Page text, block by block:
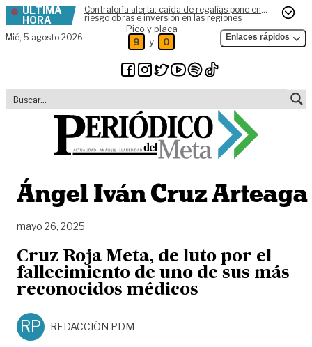
Skip to content
ÚLTIMA
HORA
Contraloría alerta: caída de regalías pone en
riesgo obras e inversión en las regiones
Mié, 5 agosto 2026
Pico y placa
9 y 0 Enlaces rápidos
Ángel Iván Cruz Arteaga
mayo 26, 2025
Cruz Roja Meta, de luto por el
fallecimiento de uno de sus más
reconocidos médicos
RP REDACCIÓN PDM